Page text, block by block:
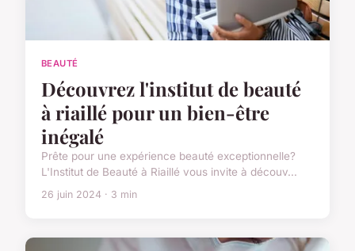
BEAUTÉ
Découvrez l'institut de beauté
à riaillé pour un bien-être
inégalé
Prête pour une expérience beauté exceptionnelle?
L'Institut de Beauté à Riaillé vous invite à découv...
26 juin 2024 · 3 min